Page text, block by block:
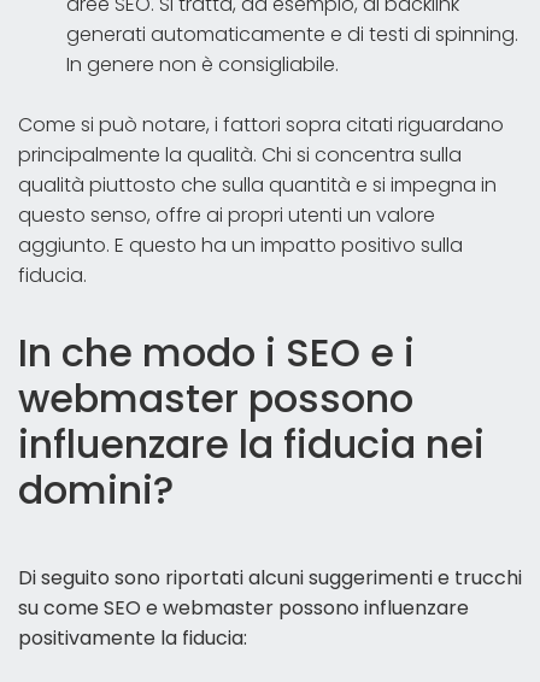
generati automaticamente e di testi di spinning.
In genere non è consigliabile.
Come si può notare, i fattori sopra citati riguardano
principalmente la qualità. Chi si concentra sulla
qualità piuttosto che sulla quantità e si impegna in
questo senso, offre ai propri utenti un valore
aggiunto. E questo ha un impatto positivo sulla
fiducia.
In che modo i SEO e i
webmaster possono
influenzare la fiducia nei
domini?
Di seguito sono riportati alcuni suggerimenti e trucchi
su come SEO e webmaster possono influenzare
positivamente la fiducia: